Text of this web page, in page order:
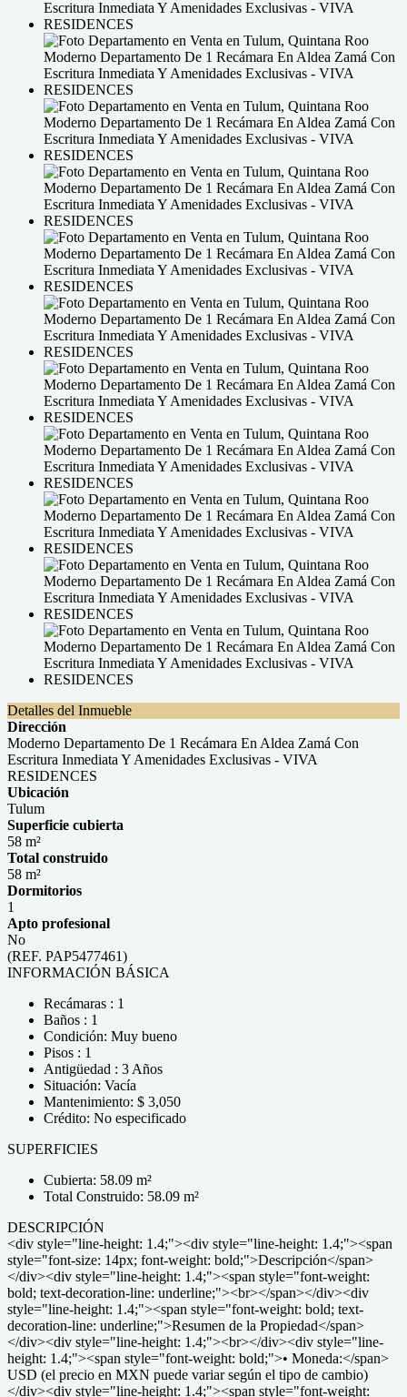
Detalles del Inmueble
Dirección
Moderno Departamento De 1 Recámara En Aldea Zamá Con
Escritura Inmediata Y Amenidades Exclusivas - VIVA
RESIDENCES
Ubicación
Tulum
Superficie cubierta
58 m²
Total construido
58 m²
Dormitorios
1
Apto profesional
No
(REF. PAP5477461)
INFORMACIÓN BÁSICA
Recámaras : 1
Baños : 1
Condición: Muy bueno
Pisos : 1
Antigüedad : 3 Años
Situación: Vacía
Mantenimiento: $ 3,050
Crédito: No especificado
SUPERFICIES
Cubierta: 58.09 m²
Total Construido: 58.09 m²
DESCRIPCIÓN
<div style="line-height: 1.4;"><div style="line-height: 1.4;"><span
style="font-size: 14px; font-weight: bold;">Descripción</span>
</div><div style="line-height: 1.4;"><span style="font-weight:
bold; text-decoration-line: underline;"><br></span></div><div
style="line-height: 1.4;"><span style="font-weight: bold; text-
decoration-line: underline;">Resumen de la Propiedad</span>
</div><div style="line-height: 1.4;"><br></div><div style="line-
height: 1.4;"><span style="font-weight: bold;">• Moneda:</span>
USD (el precio en MXN puede variar según el tipo de cambio)
</div><div style="line-height: 1.4;"><span style="font-weight: